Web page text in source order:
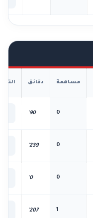
مساهمة دقائق
0
90'
0
239'
0
0'
1
207'